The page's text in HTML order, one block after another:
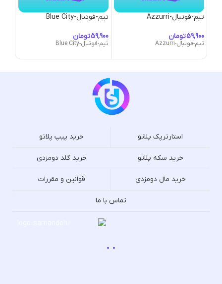
تیم-فوتبال-Azzurri
تومان
تیم-فوتبال-Azzurri
تیم-فوتبال-Blue City
تومان
تیم-فوتبال-Blue City
استارترپک پلاتو خرید پیپ پلاتو
خرید سکه پلاتو خرید گلد دومزدی
خرید مال دومزدی قوانین و مقررات
تماس با ما